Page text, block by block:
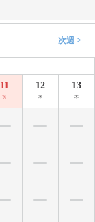
次週 >
11
祝
12
水
13
木